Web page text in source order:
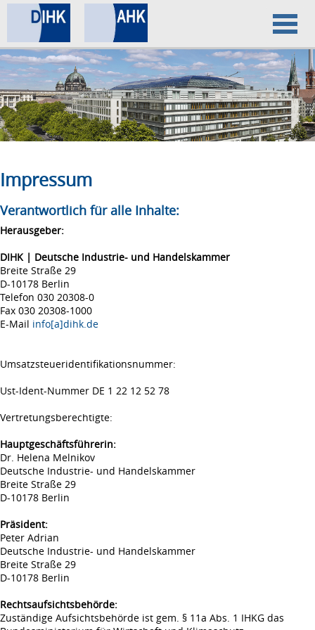
Home
Datenschutz
Impressum
Impressum
Verantwortlich für alle Inhalte:
Herausgeber:
DIHK | Deutsche Industrie- und Handelskammer
Breite Straße 29
D-10178 Berlin
Telefon 030 20308-0
Fax 030 20308-1000
E-Mail info[a]dihk.de
Umsatzsteueridentifikationsnummer:
Ust-Ident-Nummer DE 1 22 12 52 78
Vertretungsberechtigte:
Hauptgeschäftsführerin:
Dr. Helena Melnikov
Deutsche Industrie- und Handelskammer
Breite Straße 29
D-10178 Berlin
Präsident:
Peter Adrian
Deutsche Industrie- und Handelskammer
Breite Straße 29
D-10178 Berlin
Rechtsaufsichtsbehörde:
Zuständige Aufsichtsbehörde ist gem. § 11a Abs. 1 IHKG das